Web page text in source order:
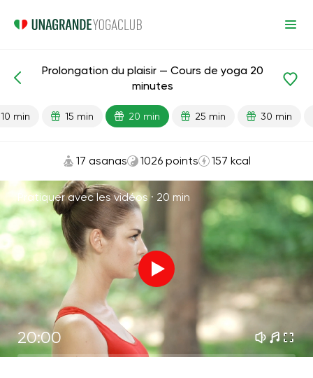
Sexe Énergie
Prolongation du plaisir — Cours de yoga 20
minutes
10 min 15 min 20 min 25 min 30 min
17 asanas 1026 points 157 kcal
Pratiquer avec les vidéos · 20 min
20:00